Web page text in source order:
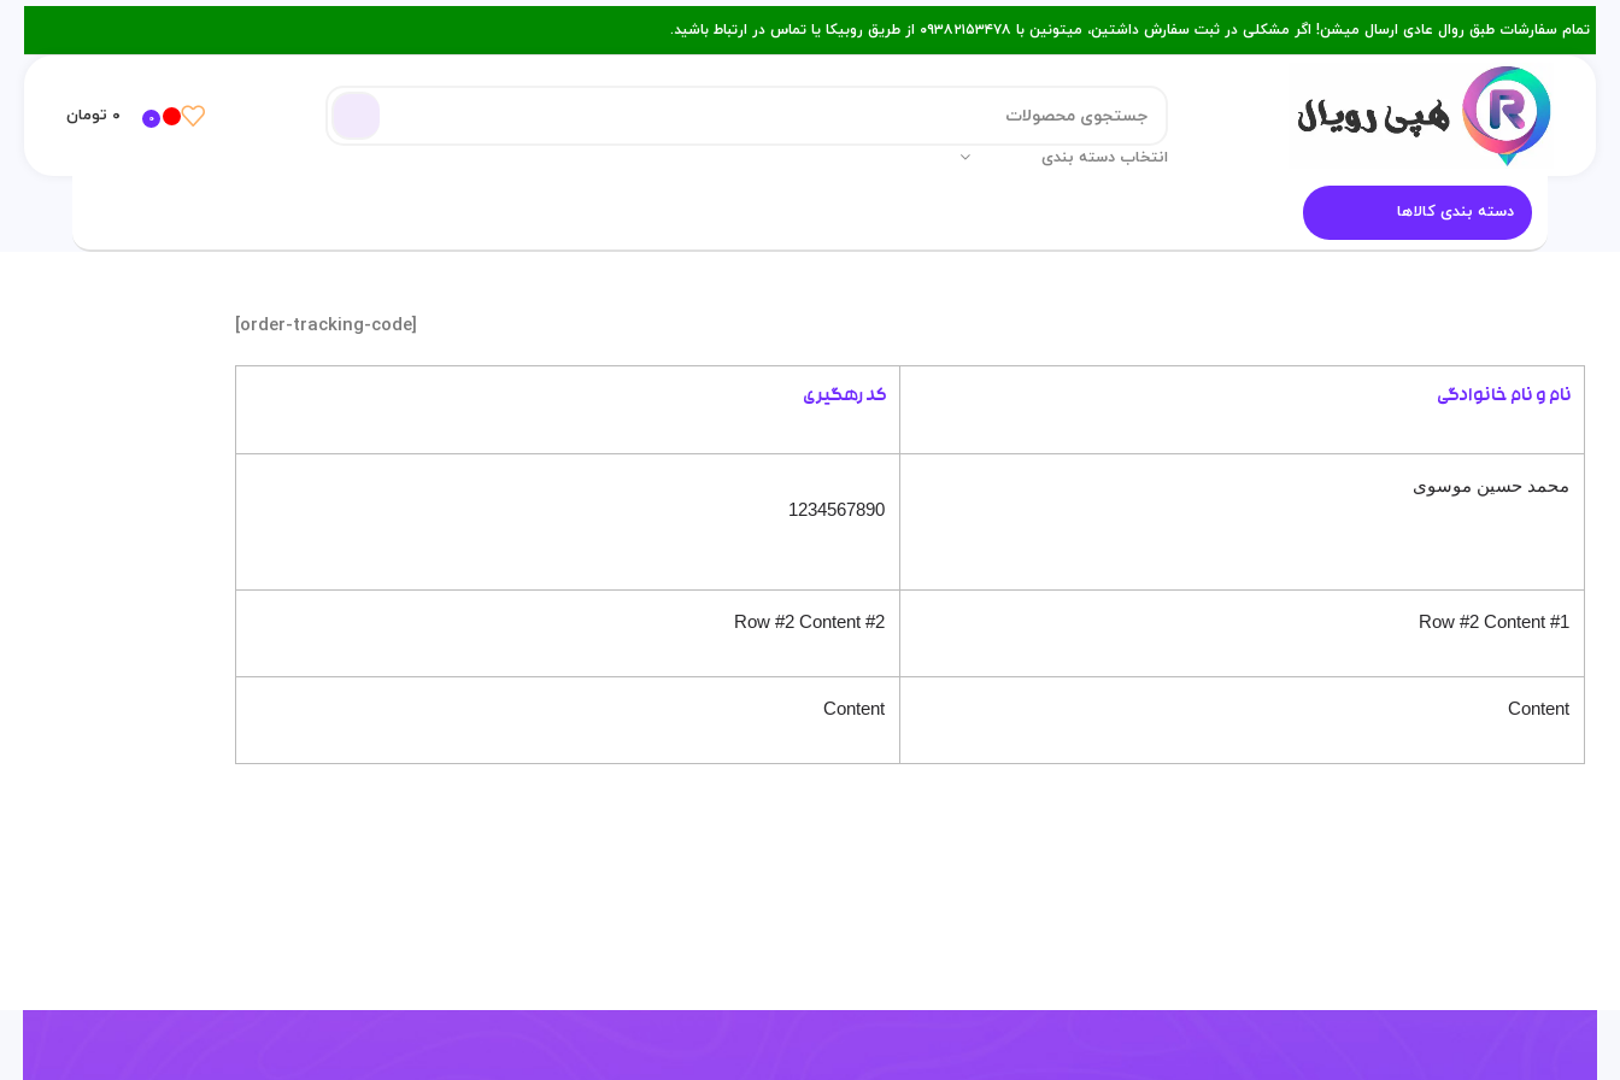
تمام سفارشات طبق روال عادی ارسال میشن! اگر مشکلی در ثبت سفارش داشتین، میتونین با ۰۹۳۸۲۱۵۳۴۷۸ از طریق روبیکا یا تماس در ارتباط باشید.
انتخاب دسته بندی
0 ۰ تومان
دسته بندی کالاها
[order-tracking-code]
نام و نام خانوادگی کد رهگیری
محمد حسین موسوی
1234567890
Row #2 Content #1
Row #2 Content #2
Content
Content